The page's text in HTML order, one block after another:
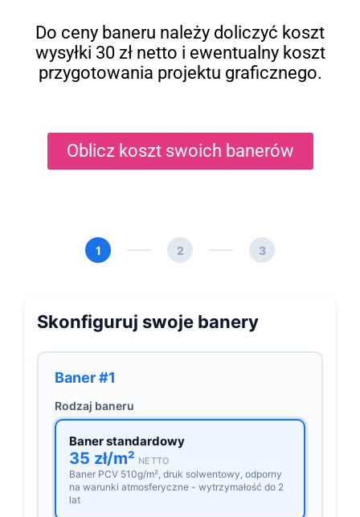
Do ceny baneru należy doliczyć koszt
wysyłki 30 zł netto i ewentualny koszt
przygotowania projektu graficznego.
Oblicz koszt swoich banerów
1 2 3
Skonfiguruj swoje banery
Baner #1
Rodzaj baneru
Baner standardowy
35 zł/m² NETTO
Baner PCV 510g/m², druk solwentowy, odporny
na warunki atmosferyczne - wytrzymałość do 2
lat